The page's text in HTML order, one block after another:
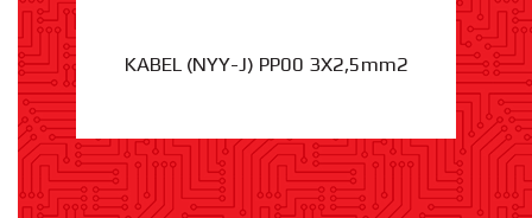
KABEL (NYY-J) PP00 3X2,5mm2